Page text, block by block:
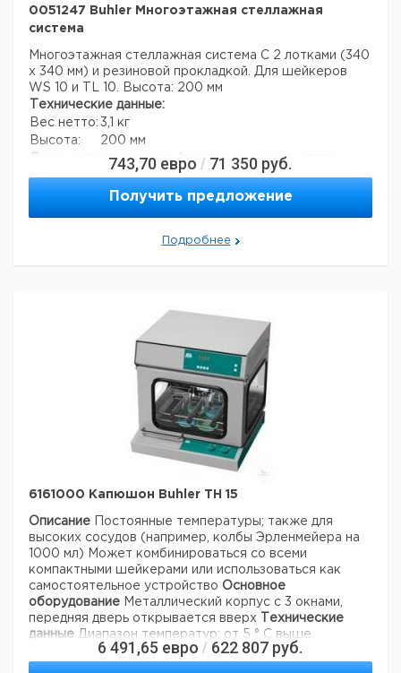
отличаться)
Страна происхождения:
Страна происхождения:
Баден-Вюртемберг
Вес брутто:
0051247 Buhler Многоэтажная стеллажная
система
Многоэтажная стеллажная система С 2 лотками (340
х 340 мм) и резиновой прокладкой. Для шейкеров
WS 10 и TL 10.
Высота: 200 мм
Технические данные:
Вес нетто: 3,1 кг
Высота:
200 мм
Данные для перевозки (реальные данные могут
Страна происхождения:
Германия
743,70 евро / 71 350 руб.
Получить предложение
Подробнее
6161000 Капюшон Buhler TH 15
Описание
Постоянные температуры; также для
высоких сосудов (например, колбы Эрленмейера на
1000 мл)
Может комбинироваться со всеми
компактными шейкерами или использоваться как
самостоятельное устройство Основное
оборудование Металлический корпус с 3 окнами,
передняя дверь открывается вверх
Технические
данные Диапазон температур: от 5 ° C выше
температуры окружающей среды до + 50 ° C
Точность температуры: +/- 1% от установленного
6 491,65 евро / 622 807 руб.